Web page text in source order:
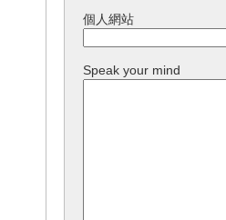
個人網站
Speak your mind